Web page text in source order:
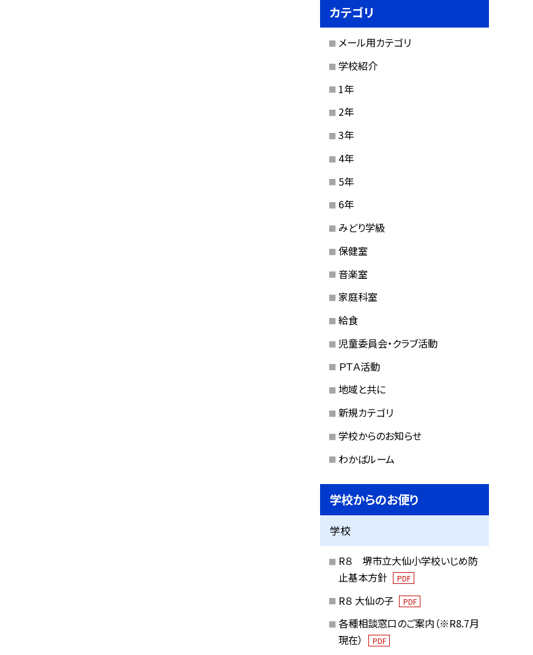
カテゴリ
メール用カテゴリ
学校紹介
1年
2年
3年
4年
5年
6年
みどり学級
保健室
音楽室
家庭科室
給食
児童委員会・クラブ活動
ＰＴＡ活動
地域と共に
新規カテゴリ
学校からのお知らせ
わかばルーム
学校からのお便り
学校
R８ 堺市立大仙小学校いじめ防
止基本方針
PDF
R８ 大仙の子 PDF
各種相談窓口のご案内（※R8.7月
現在）
PDF